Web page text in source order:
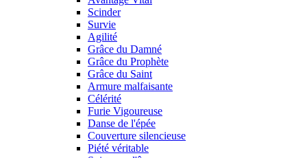
Scinder
Survie
Agilité
Grâce du Damné
Grâce du Prophète
Grâce du Saint
Armure malfaisante
Célérité
Furie Vigoureuse
Danse de l'épée
Couverture silencieuse
Piété véritable